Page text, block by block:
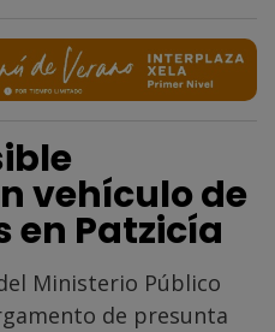
vehículo de
en Patzicía
Ministerio Público
de presunta